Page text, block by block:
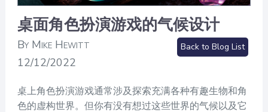
桌面角色扮演游戏的气候设计
By Mike Hewitt
12/12/2022
Back to Blog List
桌上角色扮演游戏通常涉及探索充满各种有趣生物和角
色的虚构世界。但你有没有想过这些世界的气候以及它